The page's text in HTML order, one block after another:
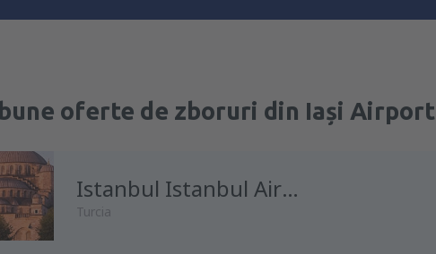
oferte de zboruri din Iași Airport
Istanbul Istanbul Airport
Turcia